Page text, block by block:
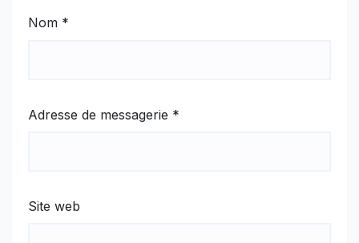
Nom *
Adresse de messagerie *
Site web